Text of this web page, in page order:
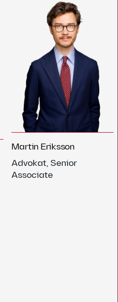
Martin Eriksson
Advokat, Senior
Associate